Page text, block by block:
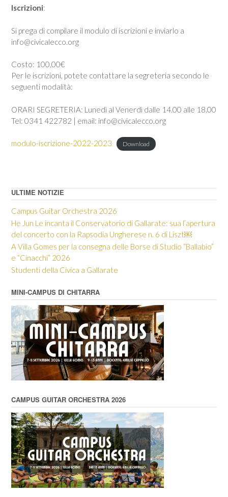
Iscrizioni:
Si prega di compilare il modulo di iscrizioni e inviarlo a
info@civicalecco.org
Costo: 100,00€
Per le iscrizioni, potete contattare la segreteria secondo le
seguenti modalità:
ORARI SEGRETERIA: Lunedì al Venerdì dalle 14.00 alle 18.00
Tel: 0341 422782 | email: info@civicalecco.org
modulo-iscrizione-2022-2023 Download
ULTIME NOTIZIE
Campus Guitar Orchestra 2026
He Jun Le incanta il Conservatorio di Gallarate: sua l’apertura
del concerto con la Rapsodia Ungherese n. 6 di Liszt￼
A Villa Gomes per la consegna delle Borse di Studio “Ballabio”
e “Cinacchi” 2026
Studenti della Civica a Gallarate
MINI-CAMPUS DI CHITARRA
CAMPUS GUITAR ORCHESTRA 2026